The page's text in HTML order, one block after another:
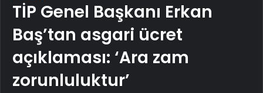
TİP Genel Başkanı Erkan
Baş’tan asgari ücret
açıklaması: ‘Ara zam
zorunluluktur’